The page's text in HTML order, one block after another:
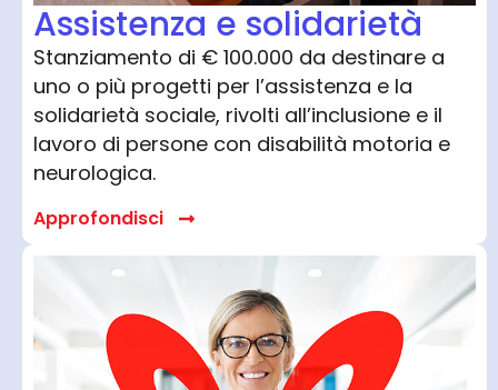
Assistenza e solidarietà
Stanziamento di € 100.000 da destinare a
uno o più progetti per l’assistenza e la
solidarietà sociale, rivolti all’inclusione e il
lavoro di persone con disabilità motoria e
neurologica.
Approfondisci